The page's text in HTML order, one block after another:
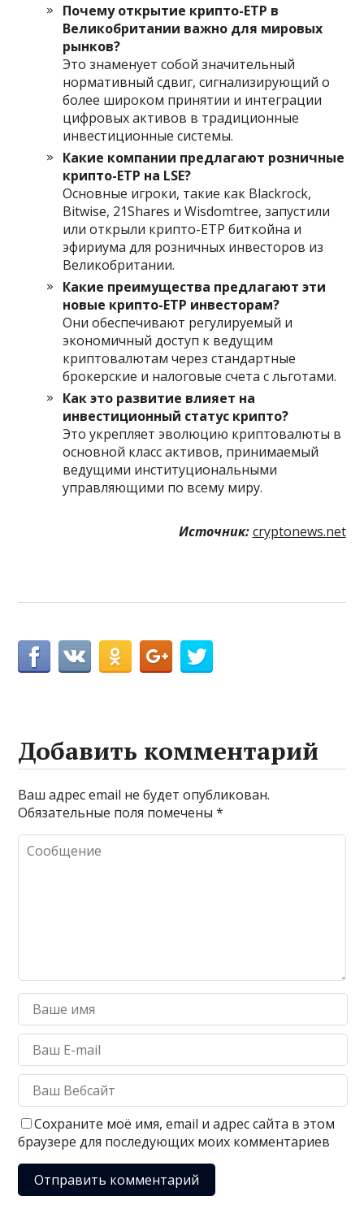
Почему открытие крипто-ETP в
Великобритании важно для мировых
рынков?
Это знаменует собой значительный
нормативный сдвиг, сигнализирующий о
более широком принятии и интеграции
цифровых активов в традиционные
инвестиционные системы.
Какие компании предлагают розничные
крипто-ETP на LSE?
Основные игроки, такие как Blackrock,
Bitwise, 21Shares и Wisdomtree, запустили
или открыли крипто-ETP биткойна и
эфириума для розничных инвесторов из
Великобритании.
Какие преимущества предлагают эти
новые крипто-ETP инвесторам?
Они обеспечивают регулируемый и
экономичный доступ к ведущим
криптовалютам через стандартные
брокерские и налоговые счета с льготами.
Как это развитие влияет на
инвестиционный статус крипто?
Это укрепляет эволюцию криптовалюты в
основной класс активов, принимаемый
ведущими институциональными
управляющими по всему миру.
Источник: cryptonews.net
Добавить комментарий
Ваш адрес email не будет опубликован.
Обязательные поля помечены*
Сохраните моё имя, email и адрес сайта в этом
браузере для последующих моих комментариев